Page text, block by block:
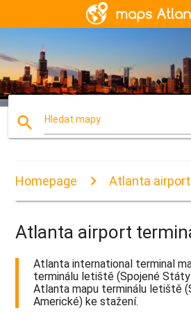
search Hledat mapy
Homepage Atlanta
Atlanta airport
Atlanta international terminal
terminálu letiště (Spojené
Atlanta mapu terminálu letiště
Americké) ke stažení.